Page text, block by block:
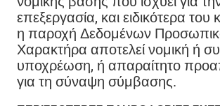
επεξεργασία, και ειδικότερα
η παροχή Δεδομένων
Χαρακτήρα αποτελεί νομική ή
υποχρέωση, ή απαραίτητο
για τη σύναψη σύμβασης.